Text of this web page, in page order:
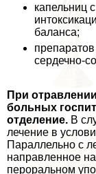
капельниц
баланса;
сердечно-
При
больных
отделение. В
лечение в
Параллельно с
направленное
перopaльном